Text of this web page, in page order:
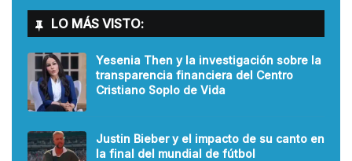
LO MÁS VISTO:
Yesenia Then y la investigación sobre la
transparencia financiera del Centro
Cristiano Soplo de Vida
Justin Bieber y el impacto de su canto en
la final del mundial de fútbol